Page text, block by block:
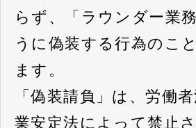
らず、「ラウンダー業
うに偽装する行為のこ
ます。
「偽装請負」は、労働
業安定法によって禁止